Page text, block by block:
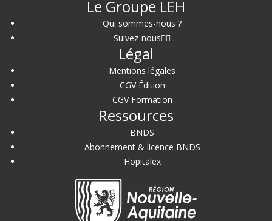
Le Groupe LEH
Qui sommes-nous ?
Suivez-nous
Légal
Mentions légales
CGV Édition
CGV Formation
Ressources
BNDS
Abonnement & licence BNDS
Hopitalex